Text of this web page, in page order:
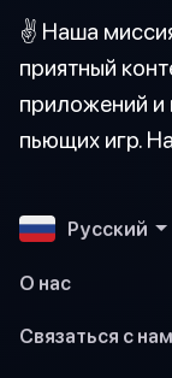
✌️ Наша
приятный
приложений и
пьющих игр.
Pусский
О нас
Связаться с